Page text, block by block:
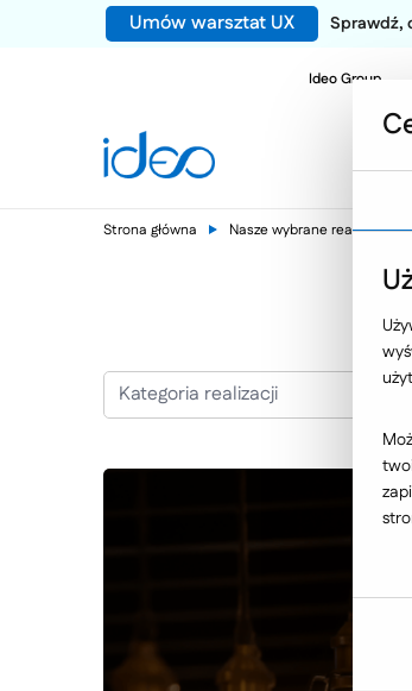
Umów warsztat UX Sprawdź,
Ideo Group
Strona główna Nasze wybrane realizacje
Kategoria realizacji